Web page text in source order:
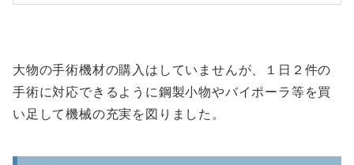
大物の手術機材の購入はしていませんが、１日２件の
手術に対応できるように鋼製小物やバイポーラ等を買
い足して機械の充実を図りました。